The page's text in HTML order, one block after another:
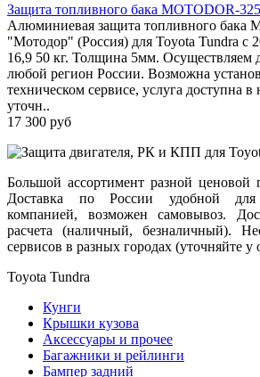
Защита топливного бака MOTODOR-
Алюминиевая защита топливного бака
"Мотодор" (Россия) для Toyota Tundra с
16,9 50 кг. Толщина 5мм. Осуществляем
любой регион России. Возможна
техническом сервисе, услуга доступна в
уточн..
17 300 руб
Большой ассортимент разной ценовой
Доставка по России удобной для
компанией, возможен самовывоз.
расчета (наличный, безналичный).
сервисов в разных городах (уточняйте у
Toyota Tundra
Кунги
Крышки кузова
Аксессуары и прочее
Багажники и рейлинги
Бампер задний